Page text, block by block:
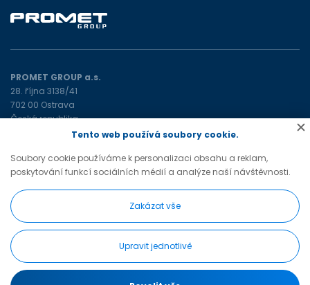
PROMET GROUP a.s.
28. října 3138/41
702 00 Ostrava
Česká republika
promet@prometgroup.eu
+420 596 621 472
(tel)
+420 596 621 482
Tento web používá soubory cookie.
Soubory cookie používáme k personalizaci obsahu a reklam,
poskytování funkcí sociálních médií a analýze naší návštěvnosti.
Zakázat vše
Upravit jednotlivě